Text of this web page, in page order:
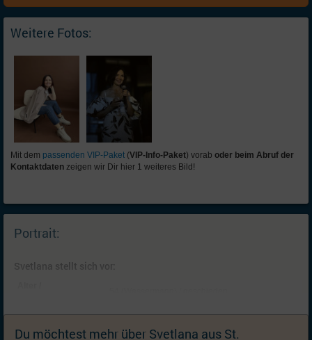
Weitere Fotos:
Mit dem passenden VIP-Paket (VIP-Info-Paket) vorab oder beim Abruf der
Kontaktdaten zeigen wir Dir hier 1 weiteres Bild!
Portrait:
Svetlana stellt sich vor:
Kinder:
2 Kinder: Tochter (älter als 29, ist schon
selbständig) , Tochter (18, lebt bei mir); Ich
Du möchtest mehr über Svetlana aus St.